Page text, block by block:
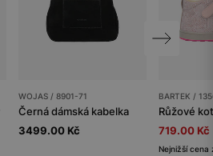
WOJAS / 8901-71
Černá dámská kabelka
3499.00 Kč
BARTEK /
719.00 Kč
Nejnižší cena